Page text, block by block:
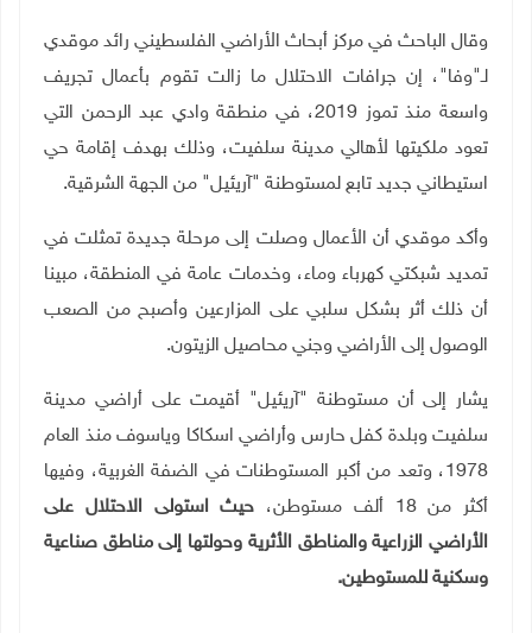
وقال الباحث في مركز أبحاث الأراضي الفلسطيني رائد موقدي
لـ"وفا"، إن جرافات الاحتلال ما زالت تقوم بأعمال تجريف
واسعة منذ تموز 2019، في منطقة وادي عبد الرحمن التي
تعود ملكيتها لأهالي مدينة سلفيت، وذلك بهدف إقامة حي
استيطاني جديد تابع لمستوطنة "آريئيل" من الجهة الشرقية.
وأكد موقدي أن الأعمال وصلت إلى مرحلة جديدة تمثلت في
تمديد شبكتي كهرباء وماء، وخدمات عامة في المنطقة، مبينا
أن ذلك أثر بشكل سلبي على المزارعين وأصبح من الصعب
الوصول إلى الأراضي وجني محاصيل الزيتون.
يشار إلى أن مستوطنة "آريئيل" أقيمت على أراضي مدينة
سلفيت وبلدة كفل حارس وأراضي اسكاكا وياسوف منذ العام
1978 ، وتعد من أكبر المستوطنات في الضفة الغربية، وفيها
أكثر من18 ألف مستوطن، حيث استولى الاحتلال على
الأراضي الزراعية والمناطق الأثرية وحولتها إلى مناطق صناعية
وسكنية للمستوطين.